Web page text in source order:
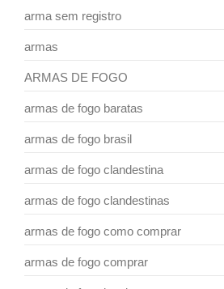
arma sem registro
armas
ARMAS DE FOGO
armas de fogo baratas
armas de fogo brasil
armas de fogo clandestina
armas de fogo clandestinas
armas de fogo como comprar
armas de fogo comprar